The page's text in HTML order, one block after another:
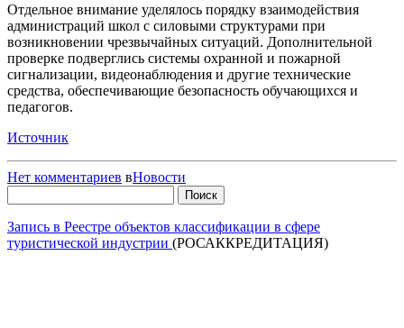
Отдельное внимание уделялось порядку взаимодействия
администраций школ с силовыми структурами при
возникновении чрезвычайных ситуаций. Дополнительной
проверке подверглись системы охранной и пожарной
сигнализации, видеонаблюдения и другие технические
средства, обеспечивающие безопасность обучающихся и
педагогов.
Источник
Нет комментариев вНовости
Запись в Реестре объектов классификации в сфере
туристической индустрии (РОСАККРЕДИТАЦИЯ)